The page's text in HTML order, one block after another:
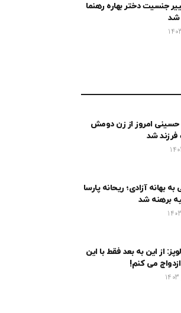
جنسیت دختر بهاره رهنما
شد
امروز از زن دومش
شد
به بهانه آزادی؛ ریحانه پارسا
برهنه شد
از این به بعد فقط با این
می کنم!